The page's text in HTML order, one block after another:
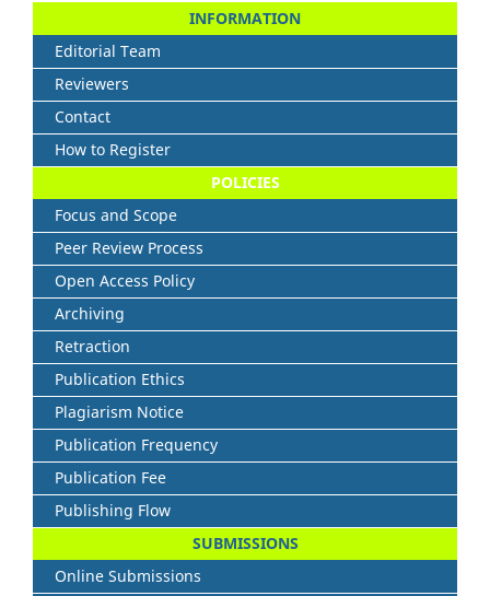
INFORMATION
Editorial Team
Reviewers
Contact
How to Register
POLICIES
Focus and Scope
Peer Review Process
Open Access Policy
Archiving
Retraction
Publication Ethics
Plagiarism Notice
Publication Frequency
Publication Fee
Publishing Flow
SUBMISSIONS
Online Submissions